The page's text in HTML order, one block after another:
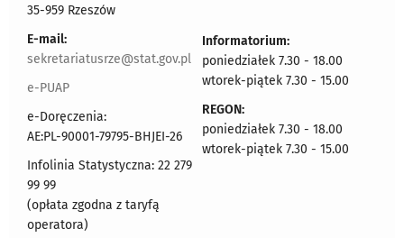
35-959 Rzeszów
E-mail:
sekretariatusrze@stat.gov.pl
e-PUAP
e-Doręczenia:
AE:PL-90001-79795-BHJEI-26
Infolinia Statystyczna: 22 279
99 99
(opłata zgodna z taryfą
operatora)
Informatorium:
poniedziałek 7.30 - 18.00
wtorek-piątek 7.30 - 15.00
REGON:
poniedziałek 7.30 - 18.00
wtorek-piątek 7.30 - 15.00